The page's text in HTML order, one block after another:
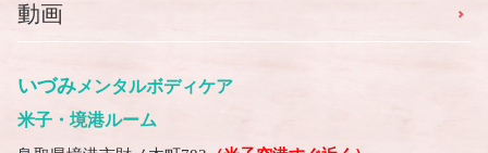
いづみメンタルボディケア
米子・境港ルーム
動画